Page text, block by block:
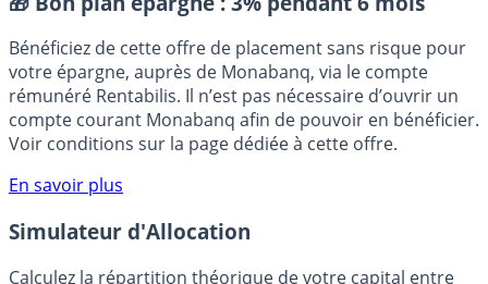
🎁 Bon plan épargne : 3% pendant 6 mois
Bénéficiez de cette offre de placement sans risque pour
votre épargne, auprès de Monabanq, via le compte
rémunéré Rentabilis. Il n’est pas nécessaire d’ouvrir un
Voir conditions sur la page dédiée à cette offre.
En savoir plus
Simulateur d'Allocation